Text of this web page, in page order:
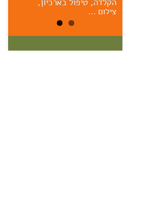
17/7, 11:00 אוצר: מרק יודל
צילום …